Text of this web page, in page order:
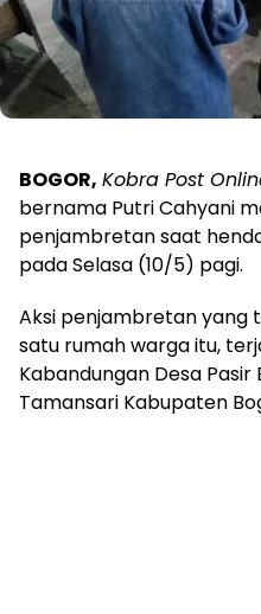
BOGOR, Kobra Post
bernama Putri Cahyani
penjambretan saat
pada Selasa (10/5) pagi.
Aksi penjambretan yang
satu rumah warga itu,
Kabandungan Desa
Tamansari Kabupaten